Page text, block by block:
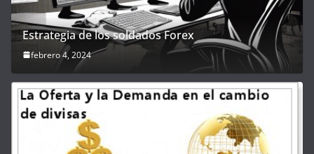
Estrategia de los soldados Forex
febrero 4, 2024